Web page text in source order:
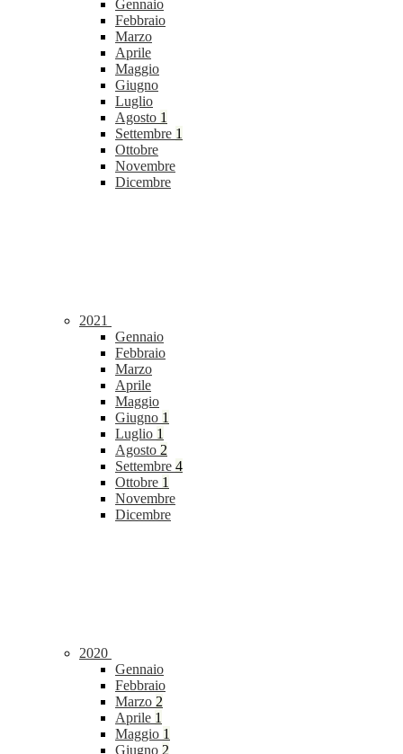
Gennaio
Febbraio
Marzo
Aprile
Maggio
Giugno
Luglio
Agosto 1
Settembre 1
Ottobre
Novembre
Dicembre
2021
Gennaio
Febbraio
Marzo
Aprile
Maggio
Giugno 1
Luglio 1
Agosto 2
Settembre 4
Ottobre 1
Novembre
Dicembre
2020
Gennaio
Febbraio
Marzo 2
Aprile 1
Maggio 1
Giugno 2